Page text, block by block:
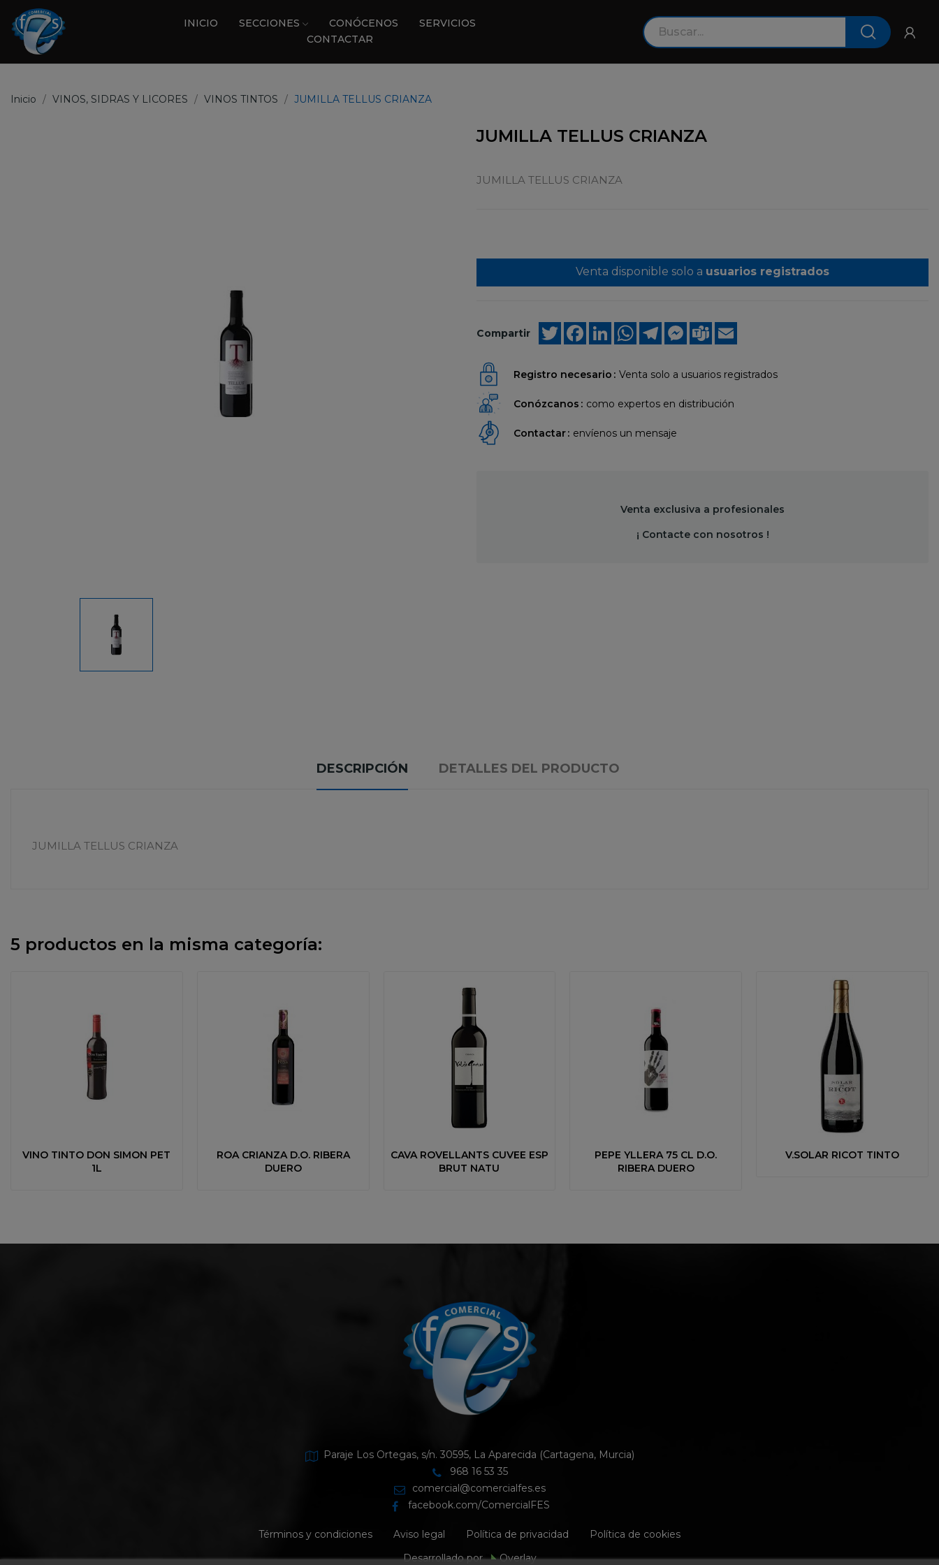
INICIO SECCIONES CONÓCENOS
SERVICIOS
CONTACTAR
Inicio VINOS, SIDRAS Y LICORES VINOS TINTOS JUMILLA TELLUS CRIANZA
JUMILLA TELLUS CRIANZA
JUMILLA TELLUS CRIANZA
Venta disponible solo a usuarios registrados
Compartir TwitterFacebookLinkedInWhatsApp
TelegramMessenger
Teams
Registro necesario Venta solo a usuarios registrados
Conózcanos como expertos en distribución
Contactar envíenos un mensaje
Venta exclusiva a profesionales
¡ Contacte con nosotros !
DESCRIPCIÓN DETALLES DEL PRODUCTO
JUMILLA TELLUS CRIANZA
5 productos en la misma categoría:
VINO TINTO DON SIMON PET
1L
ROA CRIANZA D.O. RIBERA
DUERO
CAVA ROVELLANTS CUVEE ESP
BRUT NATU
PEPE YLLERA 75 CL D.O.
RIBERA DUERO
V.SOLAR RICOT TINTO
Paraje Los Ortegas, s/n. 30595, La Aparecida (Cartagena, Murcia)
968 16 53 35
comercial@comercialfes.es
facebook.com/ComercialFES
Términos y condiciones Aviso legal Política de privacidad
Política de cookies
Desarrollado por
Overlay